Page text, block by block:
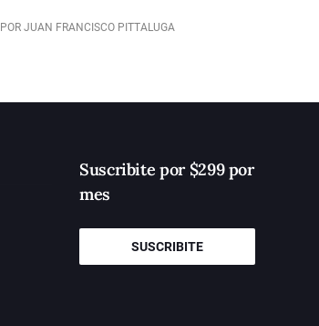
POR JUAN FRANCISCO PITTALUGA
Suscribite por $299 por
mes
SUSCRIBITE